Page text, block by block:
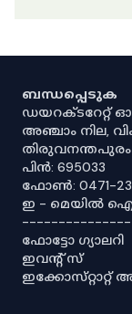
ബന്ധപ്പെടുക
ഡയറക്ടറേറ്റ്
അഞ്ചാം നില,
തിരുവനന്തപുരം
പിൻ: 695033
ഫോൺ: 0471-
ഇ - മെയിൽ
ഫോട്ടോ ഗ്യാലറി
ഇവൻ്റ് സ്
ഇക്കോസ്‌റ്റാറ്റ്